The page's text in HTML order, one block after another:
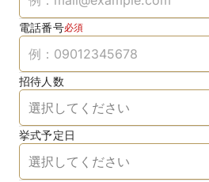
電話番号必須
招待人数
挙式予定日